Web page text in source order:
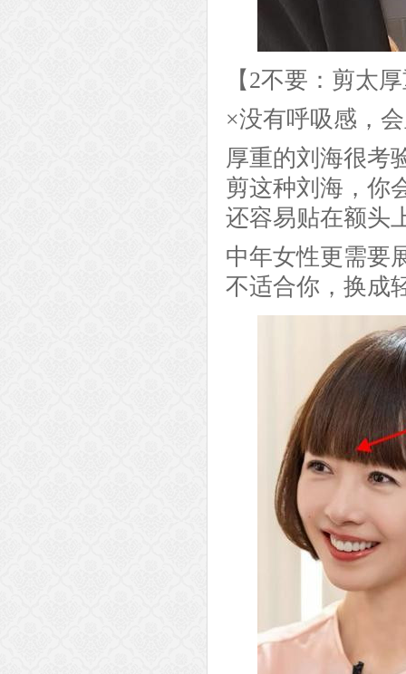
【2不要：剪太
×没有呼吸感，
厚重的刘海很考
剪这种刘海，你
还容易贴在额头
中年女性更需要
不适合你，换成